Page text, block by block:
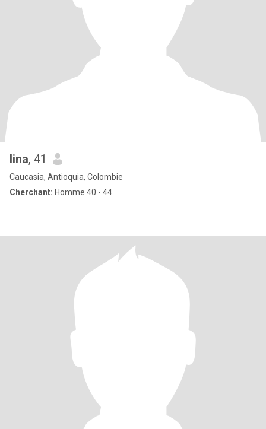
lina, 41
Caucasia, Antioquia, Colombie
Cherchant: Homme 40 - 44